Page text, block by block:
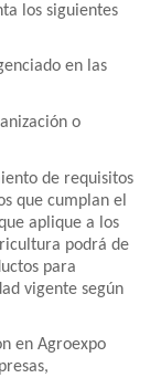
los siguientes
en las
o
de requisitos
que cumplan el
aplique a los
podrá de
para
vigente según
en Agroexpo